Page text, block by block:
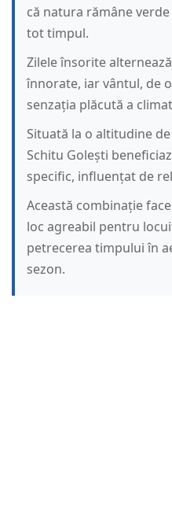
că natura rămâne
tot timpul.
Zilele însorite
înnorate, iar vântul, de
senzația plăcută a
Situată la o altitudine
Schitu Golești
specific, influențat de
Această combinație
loc agreabil pentru
petrecerea timpului în
sezon.